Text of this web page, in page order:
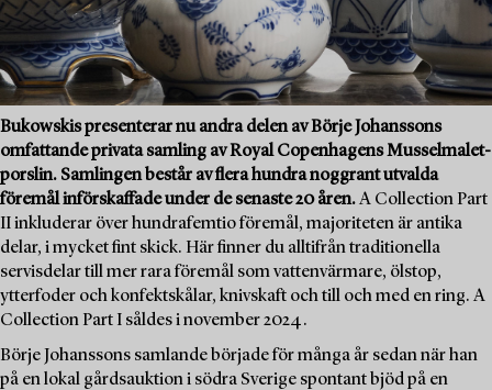
Bukowskis presenterar nu andra delen av Börje Johanssons
omfattande privata samling av Royal Copenhagens Musselmalet-
porslin. Samlingen består av flera hundra noggrant utvalda
föremål införskaffade under de senaste 20 åren.A Collection Part
II inkluderar över hundrafemtio föremål, majoriteten är antika
delar, i mycket fint skick. Här finner du alltifrån traditionella
servisdelar till mer rara föremål som vattenvärmare, ölstop,
ytterfoder och konfektskålar, knivskaft och till och med en ring. A
Collection Part I såldes i november 2024.
Börje Johanssons samlande började för många år sedan när han
på en lokal gårdsauktion i södra Sverige spontant bjöd på en